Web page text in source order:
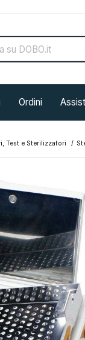
Ordini
Test e Sterilizzatori